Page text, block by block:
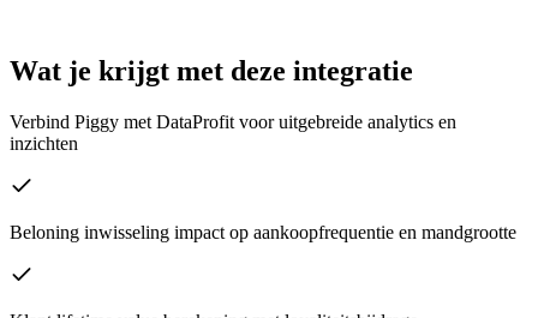
Wat je krijgt met deze integratie
Verbind Piggy met DataProfit voor uitgebreide analytics en
inzichten
Beloning inwisseling impact op aankoopfrequentie en mandgrootte